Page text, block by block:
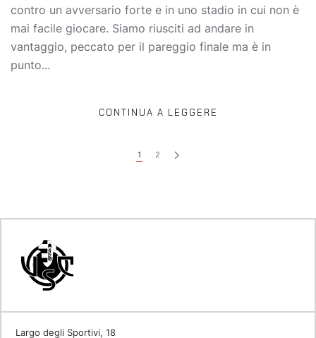
contro un avversario forte e in uno stadio in cui non è
mai facile giocare. Siamo riusciti ad andare in
vantaggio, peccato per il pareggio finale ma è in
punto...
CONTINUA A LEGGERE
1 2
Largo degli Sportivi, 18